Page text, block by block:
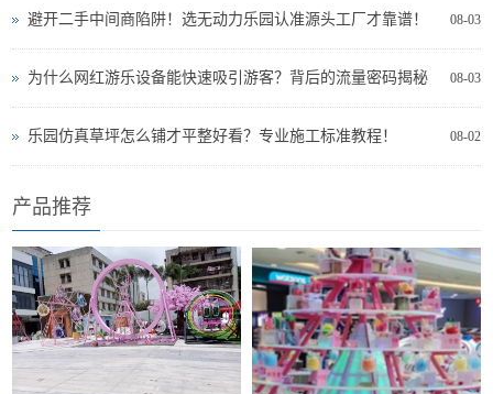
08-03
避开二手中间商陷阱！选无动力乐园认准源头工厂才靠谱！
08-03
为什么网红游乐设备能快速吸引游客？背后的流量密码揭秘
08-02
乐园仿真草坪怎么铺才平整好看？专业施工标准教程！
产品推荐